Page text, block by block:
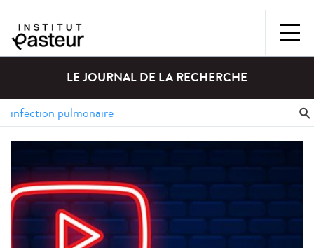
LE JOURNAL DE LA RECHERCHE